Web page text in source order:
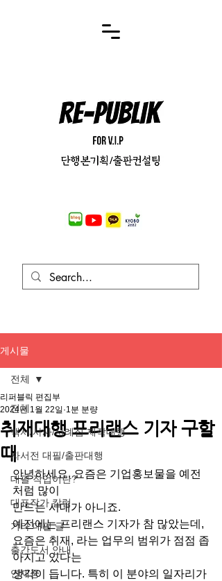
게시물
전체
백서/사사/사례집 제작대행
자서전 대필/출판대행
대필 작업이란?
대표작가 칼럼
기타 대필 글
출간도서 안내
연재중
전체
취재대행 프리랜스 기자 구할
때
리퍼블릭 편집부
2024년 1월 22일 1분 분량
안녕하세요. 요즘은 기업홍보물을 예전
처럼 많이
만드는 시대가 아니죠.
예전에는 프리랜스 기자가 참 많았는데,
요즘은 취재, 라는 업무의 범위가 점점 좁
아지고 있다는
생각이 듭니다. 특히 이 분야의 일자리가